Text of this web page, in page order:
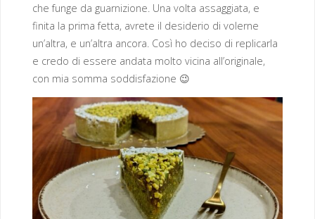
che funge da guarnizione. Una volta assaggiata, e
finita la prima fetta, avrete il desiderio di volerne
un’altra, e un’altra ancora. Così ho deciso di replicarla
e credo di essere andata molto vicina all’originale,
con mia somma soddisfazione 😉